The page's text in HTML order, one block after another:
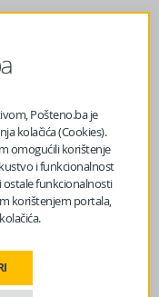
Pošteno.ba je
kolačića (Cookies).
omogućili korištenje
i funkcionalnost
ostale funkcionalnosti
korištenjem portala,